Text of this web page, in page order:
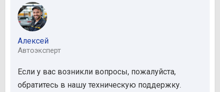
Алексей
Автоэксперт
Если у вас возникли вопросы, пожалуйста,
обратитесь в нашу техническую поддержку.